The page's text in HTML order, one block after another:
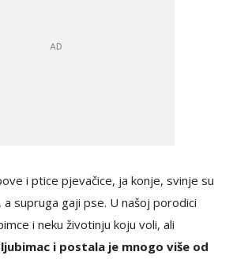
i ptice pjevačice, ja konje, svinje su
supruga gaji pse. U našoj porodici
i neku životinju koju voli, ali
i postala je mnogo više od